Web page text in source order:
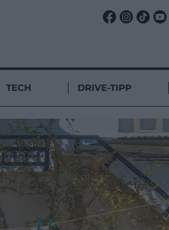
TECH DRIVE-TIPP